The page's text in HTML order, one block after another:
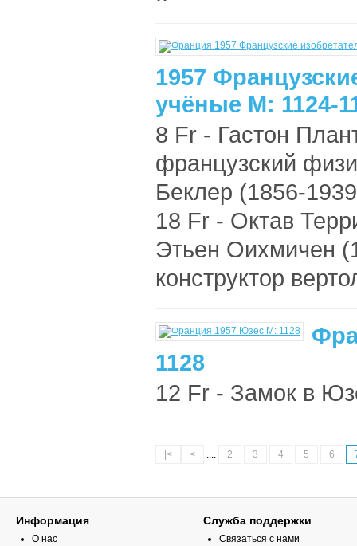
1957
учёные М: 1124-
8 Fr - Гастон
французский
Беклер (1856-
18 Fr - Октав
Этьен Оихмичен
конструктор
1128
12 Fr - Замок в
|< < .... 2 3 4 5 6
Информация
О нас
Служба поддержки
Связаться с нами